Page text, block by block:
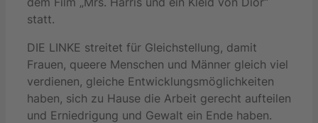
statt.
DIE LINKE streitet für Gleichstellung, damit
Frauen, queere Menschen und Männer gleich viel
verdienen, gleiche Entwicklungsmöglichkeiten
haben, sich zu Hause die Arbeit gerecht aufteilen
und Erniedrigung und Gewalt ein Ende haben.